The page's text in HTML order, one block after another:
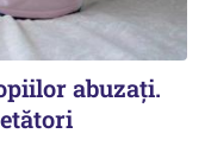
abuzați.